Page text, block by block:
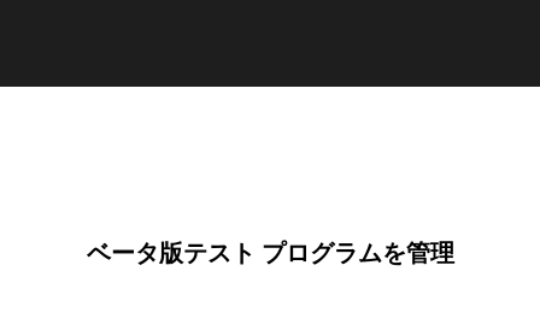
ベータ版テスト プログラムを管理